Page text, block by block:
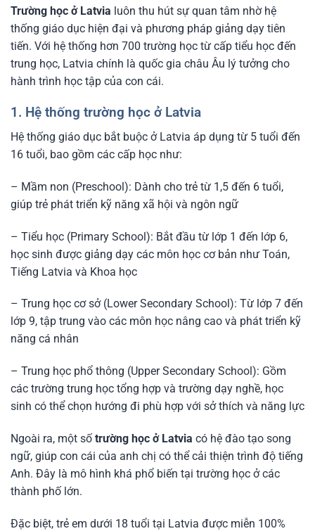
Trường học ở Latvia luôn thu hút sự quan tâm nhờ hệ
thống giáo dục hiện đại và phương pháp giảng dạy tiên
tiến. Với hệ thống hơn 700 trường học từ cấp tiểu học đến
trung học, Latvia chính là quốc gia châu Âu lý tưởng cho
hành trình học tập của con cái.
1. Hệ thống trường học ở Latvia
Hệ thống giáo dục bắt buộc ở Latvia áp dụng từ 5 tuổi đến
16 tuổi, bao gồm các cấp học như:
– Mầm non (Preschool): Dành cho trẻ từ 1,5 đến 6 tuổi,
giúp trẻ phát triển kỹ năng xã hội và ngôn ngữ
– Tiểu học (Primary School): Bắt đầu từ lớp 1 đến lớp 6,
học sinh được giảng dạy các môn học cơ bản như Toán,
Tiếng Latvia và Khoa học
– Trung học cơ sở (Lower Secondary School): Từ lớp 7 đến
lớp 9, tập trung vào các môn học nâng cao và phát triển kỹ
năng cá nhân
– Trung học phổ thông (Upper Secondary School): Gồm
các trường trung học tổng hợp và trường dạy nghề, học
sinh có thể chọn hướng đi phù hợp với sở thích và năng lực
Ngoài ra, một sốtrường học ở Latvia có hệ đào tạo song
ngữ, giúp con cái của anh chị có thể cải thiện trình độ tiếng
Anh. Đây là mô hình khá phổ biến tại trường học ở các
thành phố lớn.
Đặc biệt, trẻ em dưới 18 tuổi tại Latvia được miễn 100%